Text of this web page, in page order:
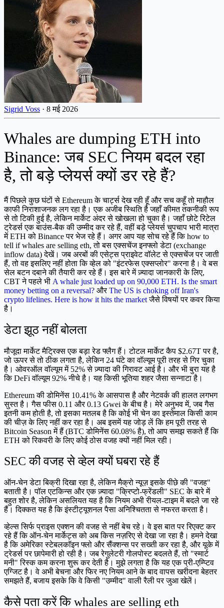
Sigrid Voss · 8 मई 2026
Whales are dumping ETH into
Binance: जब SEC नियम बदल रहा
है, तो बड़े प्लेयर्स क्यों डर रहे हैं?
मैं पिछले कुछ घंटों से Ethereum के चार्ट्स देख रही हूँ और सच कहूँ तो माहौल
काफी निराशाजनक लग रहा है। एक अजीब स्थिति है जहाँ कीमत तकनीकी रूप
से तो टिकी हुई है, लेकिन मार्केट अंदर से खोखला हो चुका है। जहाँ छोटे रिटेल
ट्रेडर्स एक बाउंस-बैक की उम्मीद कर रहे हैं, वहीं बड़े प्लेयर्स चुपचाप भारी मात्रा
में ETH को Binance पर भेज रहे हैं। अगर आप यह सोच रहे हैं कि how to
tell if whales are selling eth, तो बस एक्सचेंज इनफ्लो डेटा (exchange
inflow data) देखें। जब अरबों की एसेट्स प्राइवेट वॉलेट से एक्सचेंज पर जाती
हैं, तो वह इसलिए नहीं होता कि व्हेल को "इंटरफेस एक्सप्लोर" करना है। वे बस
सेल बटन दबाने की तैयारी कर रहे हैं। इस बारे में ज़्यादा जानकारी के लिए,
CBT ने पहले भी A whale just loaded up on 90,000 ETH. Is the smart
money betting on a reversal? औरThe US is choking off Iran's
crypto lifelines. Here is how it hits the marketजैसे विषयों पर कवर किया
है।
डेटा झूठ नहीं बोलता
मौजूदा मार्केट मैट्रिक्स एक बड़ा रेड फ्लैग हैं। टोटल मार्केट कैप $2.67T पर है,
जो ऊपर से तो ठीक लगता है, लेकिन 24 घंटे का वॉल्यूम पूरी तरह से गिर चुका
है। ओवरऑल वॉल्यूम में 52% से ज़्यादा की गिरावट आई है। और भी बुरा यह है
कि DeFi वॉल्यूम 92% नीचे है। यह किसी भूतिया शहर जैसा सन्नाटा है।
Ethereum की डोमिनेंस 10.41% के आसपास है और नेटवर्क की हालत लगभग
सुस्त है। गैस फीस 0.11 और 0.13 Gwei के बीच है। मेरे अनुभव में, जब गैस
इतनी कम होती है, तो इसका मतलब है कि कोई भी चेन का इस्तेमाल किसी काम
की चीज़ के लिए नहीं कर रहा है। अब इसमें यह जोड़ लें कि हम पूरी तरह से
Bitcoin Season में हैं (BTC डोमिनेंस 60.08% है), तो आप समझ सकते हैं कि
ETH को रिकवरी के लिए कोई ठोस वजह क्यों नहीं मिल रही।
SEC की वजह से व्हेल क्यों घबरा रहे हैं
ऑन-चेन डेटा बिक्री दिखा रहा है, लेकिन मैक्रो न्यूज़ इसके पीछे की "वजह"
बताती है। पॉल एटकिन्स और एक ज़्यादा "क्रिप्टो-फ्रेंडली" SEC के बारे में
बहुत शोर है, लेकिन असलियत यह है कि नियम अभी रीयल-टाइम में बदले जा रहे
हैं। दिक्कत यह है कि इंस्टीट्यूशनल पैसा अनिश्चितता से नफरत करता है।
व्हेल्स सिर्फ प्राइस एक्शन की वजह से नहीं बेच रहे। वे इस बात पर रिएक्ट कर
रहे हैं कि ऑन-चेन मार्केट्स को अब किस नज़रिए से देखा जा रहा है। हमने देखा
है कि अमेरिका स्टेबलकॉइन फ्लो और सैंक्शन्स पर सख्ती कर रहा है, और यूके में
ट्रेडर्स पर छापेमारी हो रही है। जब रेगुलेटरी गोलपोस्ट बदलते हैं, तो "स्मार्ट
मनी" रिस्क कम करना शुरू कर देती है। मुझे लगता है कि यह एक प्री-एम्प्टिव
एग्जिट है। वे अभी बेचना और फिर नए नियम आने के बाद वापस खरीदना बेहतर
समझते हैं, बजाय इसके कि वे किसी "उम्मीद" वाली रैली पर जुआ खेलें।
कैसे पता करें कि whales are selling eth